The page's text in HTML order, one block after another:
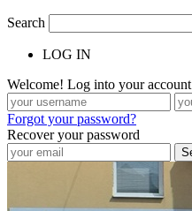
Search
LOG IN
Welcome! Log into your account
Forgot your password?
Recover your password